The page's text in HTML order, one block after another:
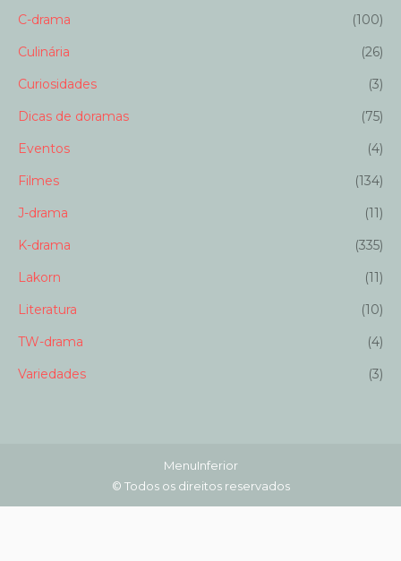
C-drama
(100)
Culinária
(26)
Curiosidades
(3)
Dicas de doramas
(75)
Eventos
(4)
Filmes
(134)
J-drama
(11)
K-drama
(335)
Lakorn
(11)
Literatura
(10)
TW-drama
(4)
Variedades
(3)
MenuInferior
© Todos os direitos reservados